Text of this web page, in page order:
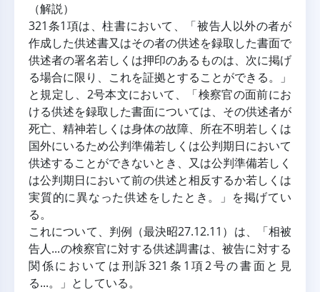
（解説）
321条1項は、柱書において、「被告人以外の者が
作成した供述書又はその者の供述を録取した書面で
供述者の署名若しくは押印のあるものは、次に掲げ
る場合に限り、これを証拠とすることができる。」
と規定し、2号本文において、「検察官の面前にお
ける供述を録取した書面については、その供述者が
死亡、精神若しくは身体の故障、所在不明若しくは
国外にいるため公判準備若しくは公判期日において
供述することができないとき、又は公判準備若しく
は公判期日において前の供述と相反するか若しくは
実質的に異なった供述をしたとき。」を掲げてい
る。
これについて、判例（最決昭27.12.11）は、「相被
告人...の検察官に対する供述調書は、被告に対する
関係においては刑訴321条1項2号の書面と見
る...。」としている。